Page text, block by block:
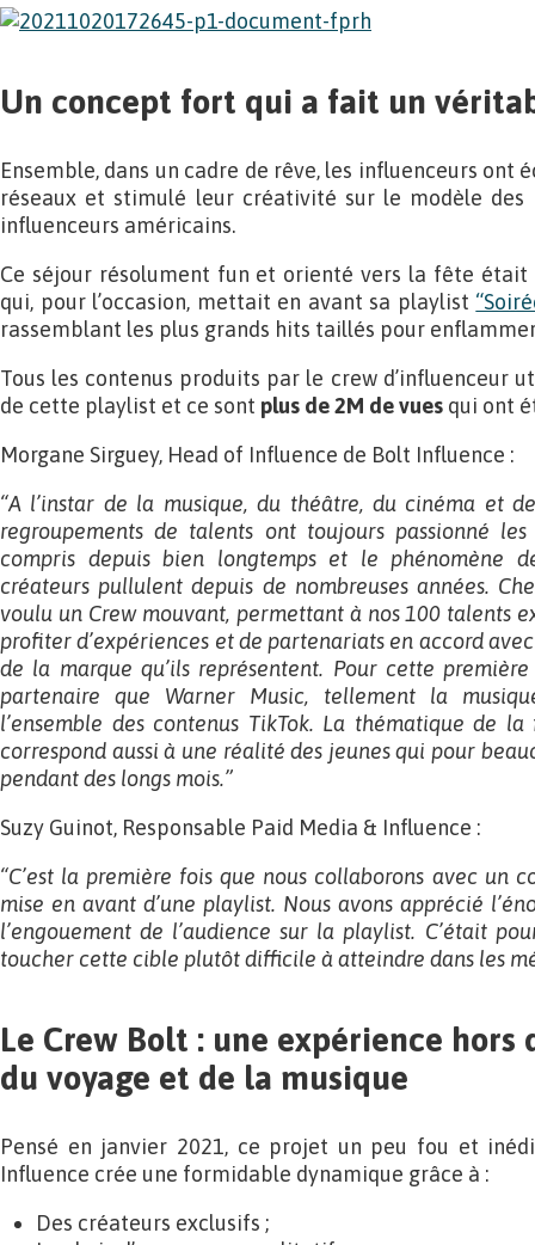
Un concept fort qui a fait un
Ensemble, dans un cadre de rêve, les influenceurs ont
réseaux et stimulé leur créativité sur le modèle des
influenceurs américains.
Ce séjour résolument fun et orienté vers la fête était
qui, pour l’occasion, mettait en avant sa playlist
rassemblant les plus grands hits taillés pour
Tous les contenus produits par le crew d’influenceur
de cette playlist et ce sont plus de 2M de vues qui ont
Morgane Sirguey, Head of Influence de Bolt Influence :
“A l’instar de la musique, du théâtre, du cinéma et
regroupements de talents ont toujours passionné
compris depuis bien longtemps et le phénomène
créateurs pullulent depuis de nombreuses années.
voulu un Crew mouvant, permettant à nos 100 talents
profiter d’expériences et de partenariats en accord
de la marque qu’ils représentent. Pour cette
partenaire que Warner Music, tellement la
l’ensemble des contenus TikTok. La thématique de
correspond aussi à une réalité des jeunes qui pour
pendant des longs mois.”
Suzy Guinot, Responsable Paid Media & Influence :
“C’est la première fois que nous collaborons avec un
mise en avant d’une playlist. Nous avons apprécié
l’engouement de l’audience sur la playlist. C’était
toucher cette cible plutôt difficile à atteindre dans les
Le Crew Bolt : une expérience
du voyage et de la musique
Pensé en janvier 2021, ce projet un peu fou et
Influence crée une formidable dynamique grâce à :
Des créateurs exclusifs ;